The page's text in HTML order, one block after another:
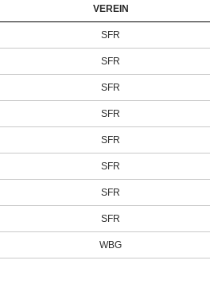
VEREIN
SFR
SFR
SFR
SFR
SFR
SFR
SFR
SFR
WBG